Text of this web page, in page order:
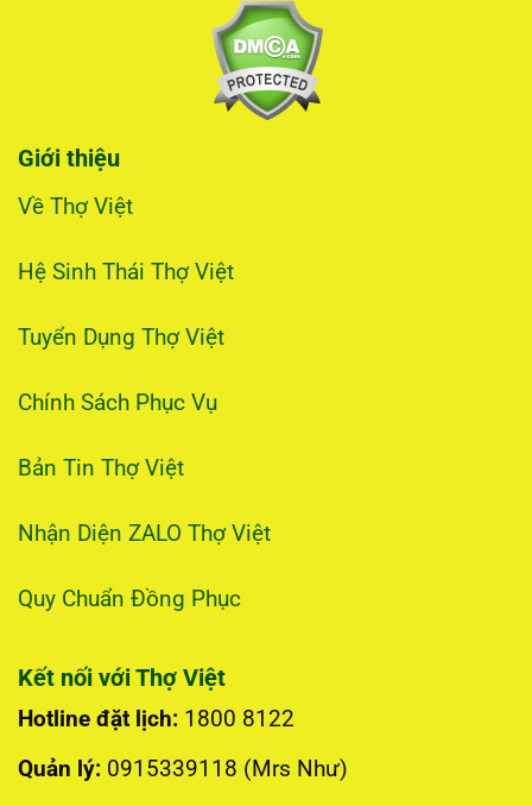
Giới thiệu
Về Thợ Việt
Hệ Sinh Thái Thợ Việt
Tuyển Dụng Thợ Việt
Chính Sách Phục Vụ
Bản Tin Thợ Việt
Nhận Diện ZALO Thợ Việt
Quy Chuẩn Đồng Phục
Kết nối với Thợ Việt
Hotline đặt lịch: 1800 8122
Quản lý: 0915339118 (Mrs Như)